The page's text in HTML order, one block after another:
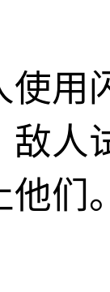
使用
敌人
他们